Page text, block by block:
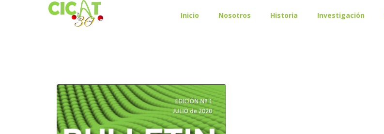
Inicio Nosotros Historia Investigación